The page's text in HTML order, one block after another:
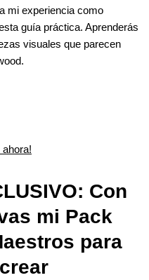
mi experiencia como
guía práctica. Aprenderás
visuales que parecen
Con
mi Pack
para